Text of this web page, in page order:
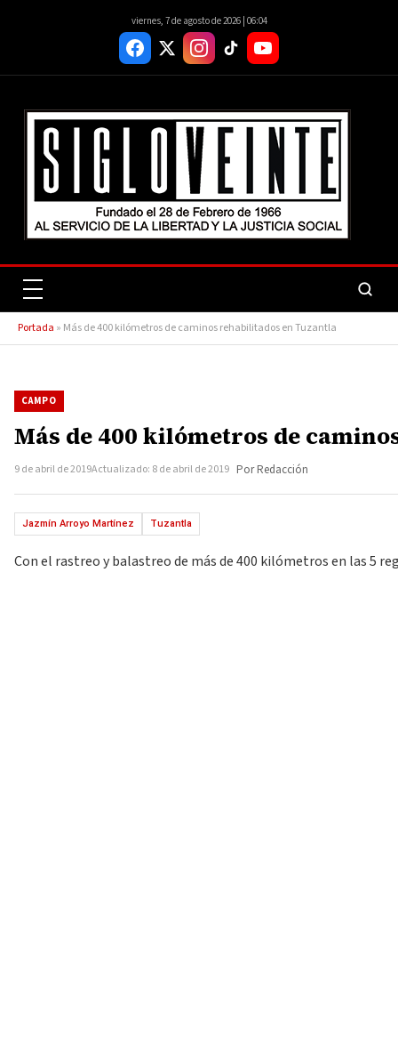
viernes, 7 de agosto de 2026 | 06:04
Portada » Más de 400 kilómetros de caminos rehabilitados en Tuzantla
CAMPO
Más de 400 kilómetros de
9 de abril de 2019Actualizado: 8 de abril de 2019 Por Redacción
Jazmín Arroyo Martínez Tuzantla
Con el rastreo y balastreo de más de 400 kilómetros en las 5